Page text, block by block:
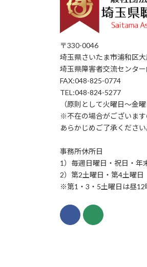
ジ
送
り
〒330-0046
埼玉県さいたま市浦和区
埼玉県障害者交流センター
FAX:048-825-0774
TEL:048-824-5277
（原則として火曜日〜金
※不在の場合がございます
あらかじめご了承ください
事務所休所日
1）毎週日曜日・祝日・年
2）第2土曜日・第4土曜日
※第1・3・5土曜日は昼12